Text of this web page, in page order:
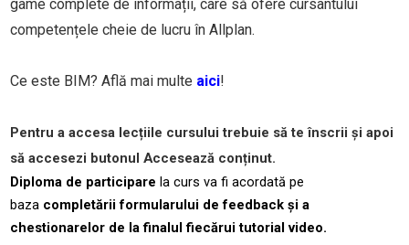
game complete de informații, care să ofere cursantului
competențele cheie de lucru în Allplan.
Ce este BIM? Află mai multe aici!
Pentru a accesa lecțiile cursului trebuie să te înscrii și apoi
să accesezi butonul Accesează conținut.
Diploma de participare la curs va fi acordată pe
baza completării formularului de feedback și a
chestionarelor de la finalul fiecărui tutorial video.